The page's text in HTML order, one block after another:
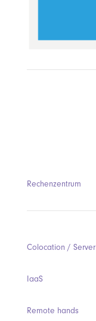
Rechenzentrum
Colocation /
IaaS
Remote hands